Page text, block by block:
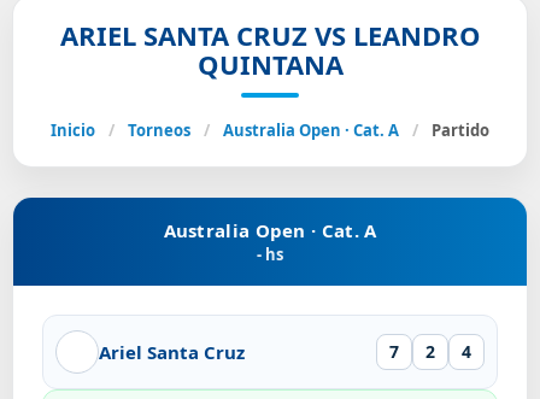
ARIEL SANTA CRUZ VS LEANDRO
QUINTANA
Inicio / Torneos / Australia Open · Cat. A / Partido
Australia Open · Cat. A
- hs
Ariel Santa Cruz 7 2 4